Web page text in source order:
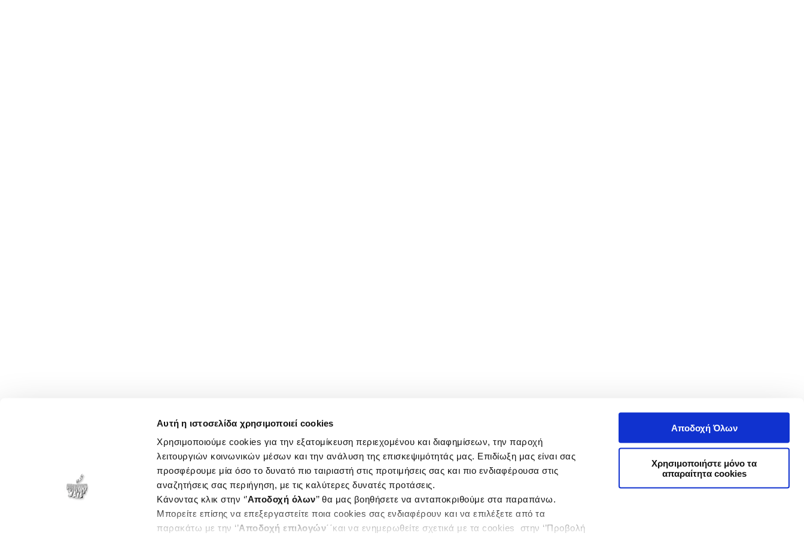
Αυτή η ιστοσελίδα χρησιμοποιεί cookies
Χρησιμοποιούμε cookies για την εξατομίκευση περιεχομένου και διαφημίσεων, την παροχή
λειτουργιών κοινωνικών μέσων και την ανάλυση της επισκεψιμότητάς μας. Επιδίωξη μας είναι σας
προσφέρουμε μία όσο το δυνατό πιο ταιριαστή στις προτιμήσεις σας και πιο ενδιαφέρουσα στις
αναζητήσεις σας περιήγηση, με τις καλύτερες δυνατές προτάσεις.
Κάνοντας κλικ στην ‘’Αποδοχή όλων’’ θα μας βοηθήσετε να ανταποκριθούμε στα παραπάνω.
Μπορείτε επίσης να επεξεργαστείτε ποια cookies σας ενδιαφέρουν και να επιλέξετε από τα
παρακάτω με την ‘’Αποδοχή επιλογών΄΄και να ενημερωθείτε σχετικά με τα cookies στην ‘’Προβολή
Αποδοχή Όλων
Χρησιμοποιήστε μόνο τα
απαραίτητα cookies